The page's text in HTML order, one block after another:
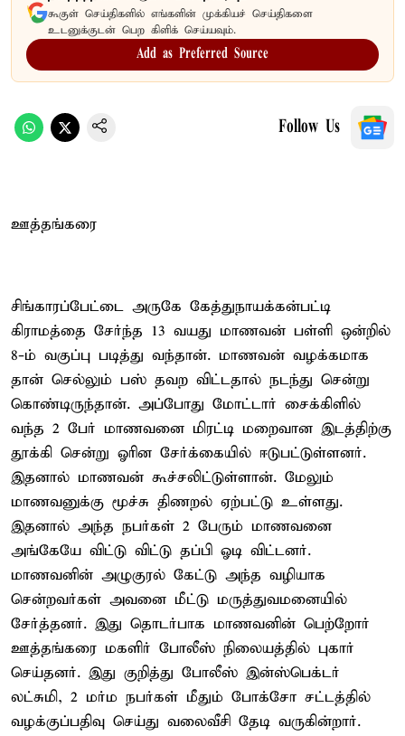
கூகுள் செய்திகளில் எங்களின் முக்கியச் செய்திகளை
உடனுக்குடன் பெற கிளிக் செய்யவும்.
Add as Preferred Source
Follow Us
ஊத்தங்கரை
சிங்காரப்பேட்டை அருகே கேத்துநாயக்கன்பட்டி
கிராமத்தை சேர்ந்த 13 வயது மாணவன் பள்ளி ஒன்றில்
8-ம் வகுப்பு படித்து வந்தான். மாணவன் வழக்கமாக
தான் செல்லும் பஸ் தவற விட்டதால் நடந்து சென்று
கொண்டிருந்தான். அப்போது மோட்டார் சைக்கிளில்
வந்த 2 பேர் மாணவனை மிரட்டி மறைவான இடத்திற்கு
தூக்கி சென்று ஓரின சேர்க்கையில் ஈடுபட்டுள்ளனர்.
இதனால் மாணவன் கூச்சலிட்டுள்ளான். மேலும்
மாணவனுக்கு மூச்சு திணறல் ஏற்பட்டு உள்ளது.
இதனால் அந்த நபர்கள் 2 பேரும் மாணவனை
அங்கேயே விட்டு விட்டு தப்பி ஓடி விட்டனர்.
மாணவனின் அழுகுரல் கேட்டு அந்த வழியாக
சென்றவர்கள் அவனை மீட்டு மருத்துவமனையில்
சேர்த்தனர். இது தொடர்பாக மாணவனின் பெற்றோர்
ஊத்தங்கரை மகளிர் போலீஸ் நிலையத்தில் புகார்
செய்தனர். இது குறித்து போலீஸ் இன்ஸ்பெக்டர்
லட்சுமி, 2 மர்ம நபர்கள் மீதும் போக்சோ சட்டத்தில்
வழக்குப்பதிவு செய்து வலைவீசி தேடி வருகின்றார்.